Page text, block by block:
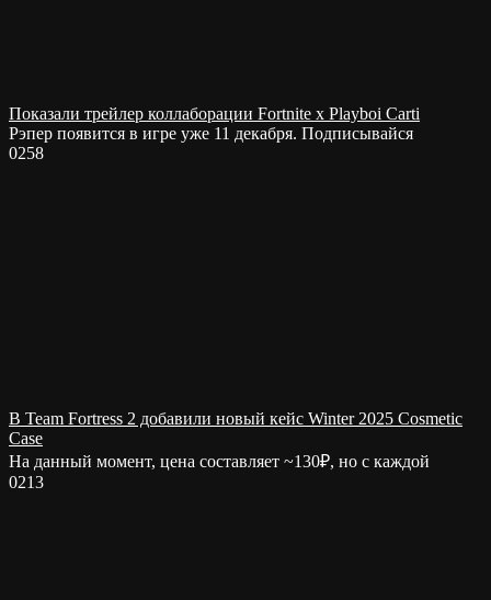
Показали трейлер коллаборации Fortnite x Playboi Carti
Рэпер появится в игре уже 11 декабря. Подписывайся
0258
В Team Fortress 2 добавили новый кейс Winter 2025 Cosmetic
Case
На данный момент, цена составляет ~130₽, но с каждой
0213